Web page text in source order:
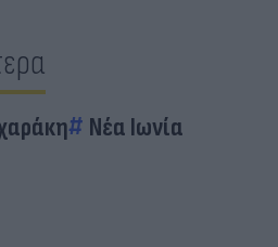
Νέα Ιωνία